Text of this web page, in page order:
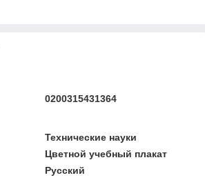
0200315431364
Технические науки
Цветной учебный плакат
Русский